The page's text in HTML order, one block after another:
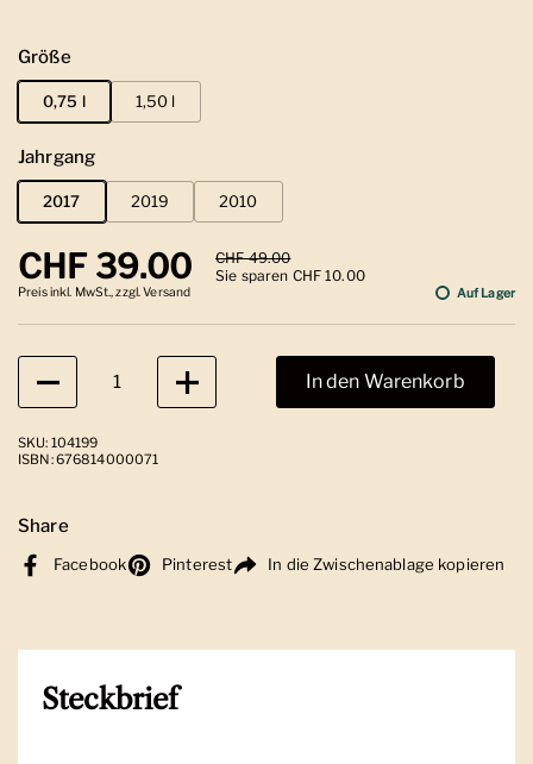
Größe
0,75 l 1,50 l
Jahrgang
2017 2019 2010
Regulärer Preis
CHF 39.00 Sale-Preis
CHF 49.00
Sie sparen CHF 10.00
Preis inkl. MwSt., zzgl. Versand Auf Lager
Anzahl
In den Warenkorb
SKU: 104199
ISBN: 676814000071
Share
Facebook Pinterest In die Zwischenablage kopieren
Steckbrief